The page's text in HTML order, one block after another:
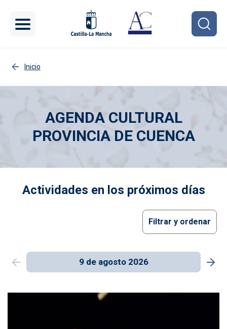
Inicio
AGENDA CULTURAL
PROVINCIA DE CUENCA
Actividades en los próximos días
9 de agosto 2026
Filtrar y ordenar